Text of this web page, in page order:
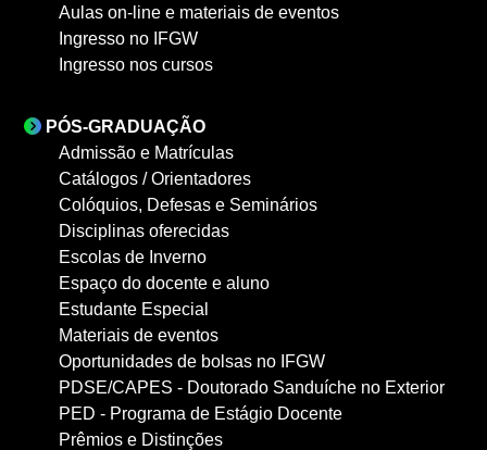
Aulas on-line e materiais de eventos
Ingresso no IFGW
Ingresso nos cursos
PÓS-GRADUAÇÃO
Admissão e Matrículas
Catálogos / Orientadores
Colóquios, Defesas e Seminários
Disciplinas oferecidas
Escolas de Inverno
Espaço do docente e aluno
Estudante Especial
Materiais de eventos
Oportunidades de bolsas no IFGW
PDSE/CAPES - Doutorado Sanduíche no Exterior
PED - Programa de Estágio Docente
Prêmios e Distinções